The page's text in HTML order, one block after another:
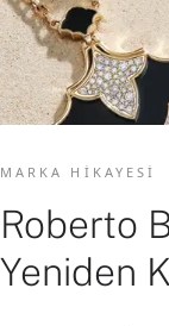
MARKA HIKAYESI
Roberto
Yeniden